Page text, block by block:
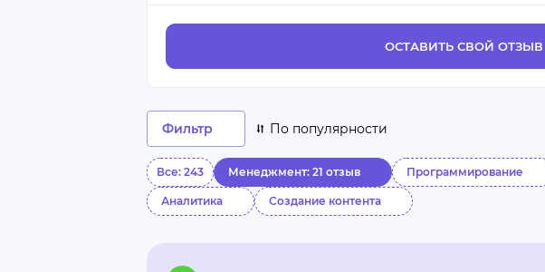
ОСТАВИТЬ СВОЙ ОТЗЫВ
Фильтр По популярности
Все: 243 Менеджмент: 21 отзыв Программирование
Аналитика Создание контента